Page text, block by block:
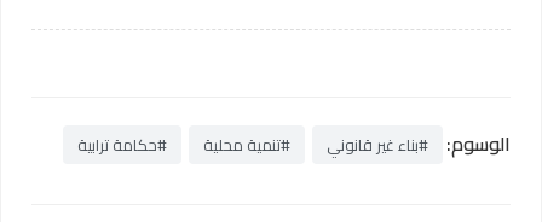
الوسوم: #بناء غير قانوني #تنمية محلية #حكامة ترابية